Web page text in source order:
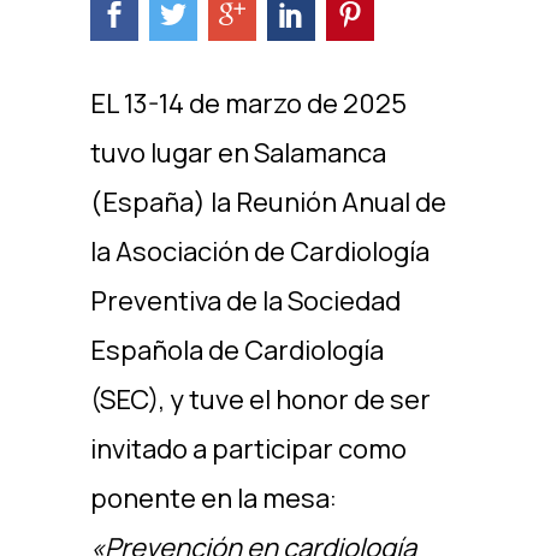
EL 13-14 de marzo de 2025
tuvo lugar en Salamanca
(España) la Reunión Anual de
la Asociación de Cardiología
Preventiva de la Sociedad
Española de Cardiología
(SEC), y tuve el honor de ser
invitado a participar como
ponente en la mesa:
«Prevención en cardiología